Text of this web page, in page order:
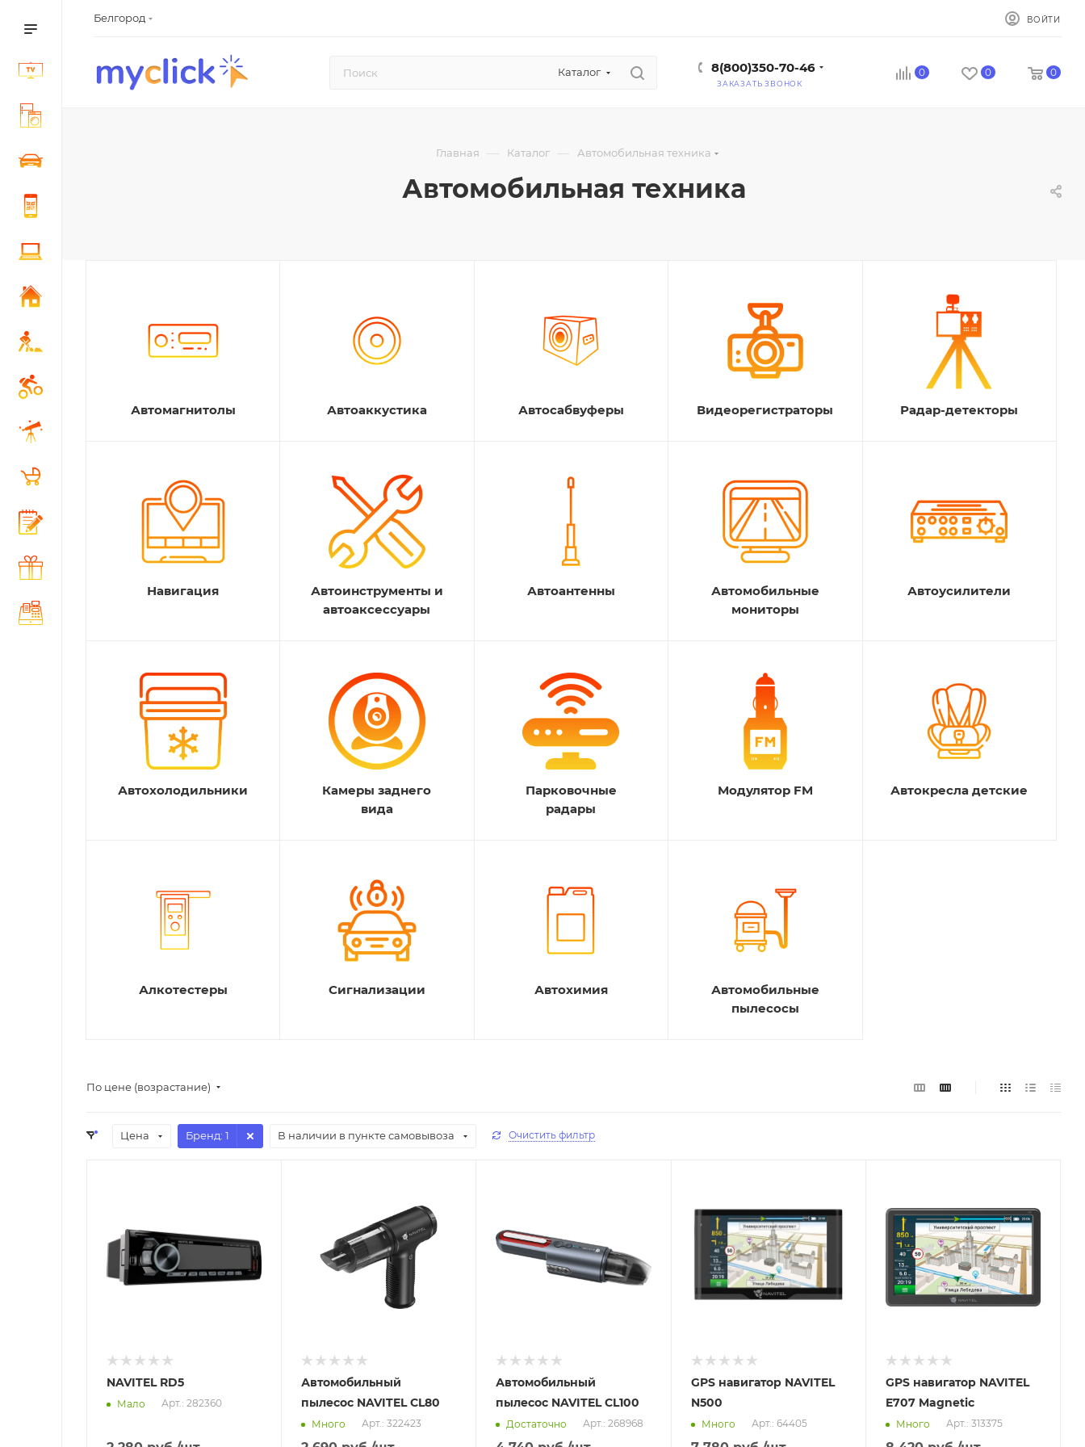
Белгород ВОЙТИ
Каталог 8(800)350-70-46
ЗАКАЗАТЬ ЗВОНОК
0 0 0
Главная — Каталог — Автомобильная техника
Автомобильная техника
Автомагнитолы Автоаккустика Автосабвуферы Видеорегистраторы Радар-детекторы
Навигация
Автоинструменты и
автоаксессуары
Автоантенны
Автомобильные
мониторы
Автоусилители
Автохолодильники
Камеры заднего
вида
Парковочные
радары
Модулятор FM Автокресла детские
Алкотестеры Сигнализации Автохимия
Автомобильные
пылесосы
По цене (возрастание)
Цена Бренд: 1 В наличии в пункте самовывоза Очистить фильтр
В наличии в пункте
самовывоза
Да
NAVITEL RD5
Мало Арт.: 282360
В наличии в пункте
самовывоза
Нет
Автомобильный
пылесос NAVITEL CL80
Много Арт.: 322423
В наличии в пункте
самовывоза
Нет
Автомобильный
пылесос NAVITEL CL100
Достаточно Арт.: 268968
В наличии в пункте
самовывоза
Нет
GPS навигатор NAVITEL
N500
Много Арт.: 64405
В наличии в пункте
самовывоза
Нет
GPS навигатор NAVITEL
E707 Magnetic
Много Арт.: 313375